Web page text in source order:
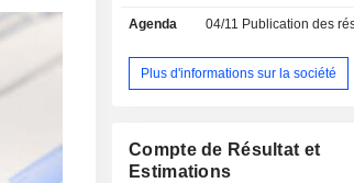
Europe et Canada (21,4%), Etats-
Chine-Hong-Kong-Taiwan (6%),
(6,7%).
Agenda 04/11 Publication des résultats
Plus d'informations sur la société
Compte de Résultat et
Estimations